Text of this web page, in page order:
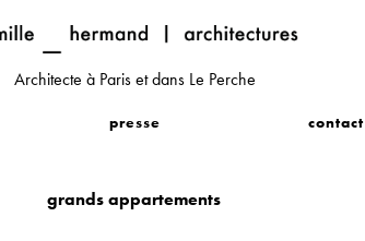
Architecte à Paris et dans Le Perche
presse contact
grands appartements